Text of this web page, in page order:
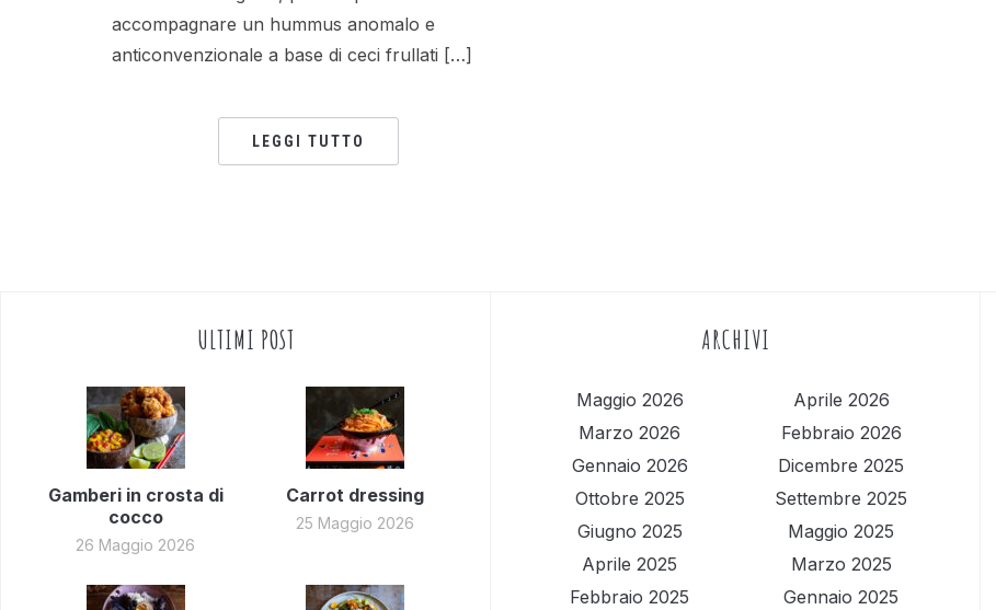
accompagnare un hummus anomalo e
anticonvenzionale a base di ceci frullati […]
LEGGI TUTTO
ULTIMI POST
Gamberi in crosta di
cocco
26 Maggio 2026
Carrot dressing
25 Maggio 2026
ARCHIVI
Maggio 2026
Aprile 2026
Marzo 2026
Febbraio 2026
Gennaio 2026
Dicembre 2025
Ottobre 2025
Settembre 2025
Giugno 2025
Maggio 2025
Aprile 2025
Marzo 2025
Febbraio 2025
Gennaio 2025